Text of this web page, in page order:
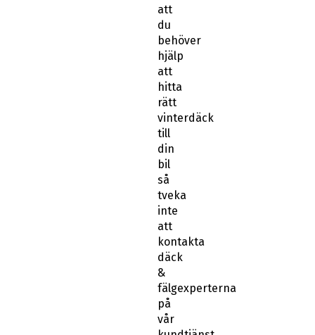
du
behöver
hjälp
att
hitta
rätt
vinterdäck
till
din
bil
så
tveka
inte
att
kontakta
däck
&
fälgexperterna
på
vår
kundtjänst.